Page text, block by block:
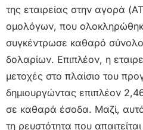
της εταιρείας στην αγορά
ομολόγων, που
συγκέντρωσε καθαρό
δολαρίων. Επιπλέον, η
μετοχές στο πλαίσιο του
δημιουργώντας επιπλέον
σε καθαρά έσοδα. Μαζί,
τη ρευστότητα που